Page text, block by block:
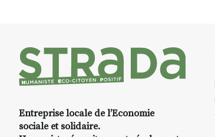
Entreprise locale de l’Economie
sociale et solidaire.